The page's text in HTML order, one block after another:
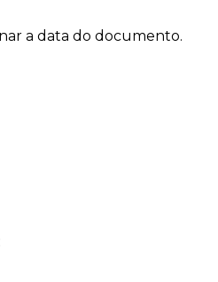
a data do documento.